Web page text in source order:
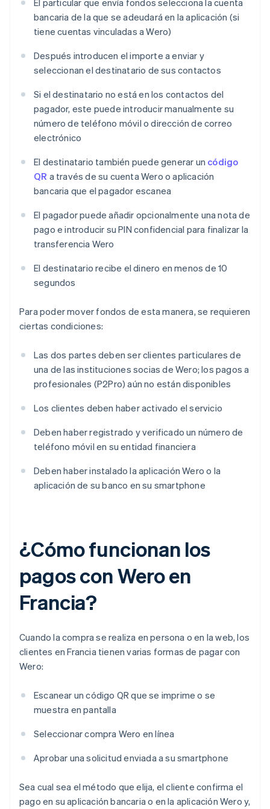
El particular que envía fondos selecciona la cuenta
bancaria de la que se adeudará en la aplicación (si
tiene cuentas vinculadas a Wero)
Después introducen el importe a enviar y
seleccionan el destinatario de sus contactos
Si el destinatario no está en los contactos del
pagador, este puede introducir manualmente su
número de teléfono móvil o dirección de correo
electrónico
El destinatario también puede generar un código
QR a través de su cuenta Wero o aplicación
bancaria que el pagador escanea
El pagador puede añadir opcionalmente una nota de
pago e introducir su PIN confidencial para finalizar la
transferencia Wero
El destinatario recibe el dinero en menos de 10
segundos
Para poder mover fondos de esta manera, se requieren
ciertas condiciones:
Las dos partes deben ser clientes particulares de
una de las instituciones socias de Wero; los pagos a
profesionales (P2Pro) aún no están disponibles
Los clientes deben haber activado el servicio
Deben haber registrado y verificado un número de
teléfono móvil en su entidad financiera
Deben haber instalado la aplicación Wero o la
aplicación de su banco en su smartphone
¿Cómo funcionan los
pagos con Wero en
Francia?
Cuando la compra se realiza en persona o en la web, los
clientes en Francia tienen varias formas de pagar con
Wero:
Escanear un código QR que se imprime o se
muestra en pantalla
Seleccionar compra Wero en línea
Aprobar una solicitud enviada a su smartphone
Sea cual sea el método que elija, el cliente confirma el
pago en su aplicación bancaria o en la aplicación Wero y,